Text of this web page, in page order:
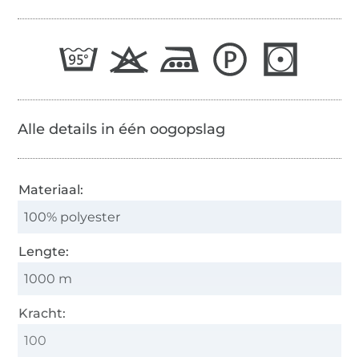
Alle details in één oogopslag
Materiaal:
100% polyester
Lengte:
1000 m
Kracht:
100